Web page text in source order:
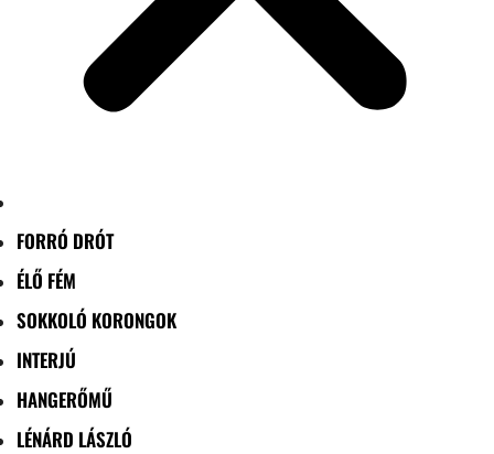
FORRÓ DRÓT
ÉLŐ FÉM
SOKKOLÓ KORONGOK
INTERJÚ
HANGERŐMŰ
LÉNÁRD LÁSZLÓ